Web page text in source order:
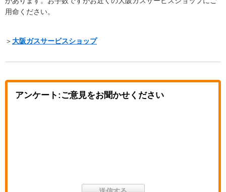
用命ください。
＞大阪ガスサービスショップ
アンケート:ご意見をお聞かせください